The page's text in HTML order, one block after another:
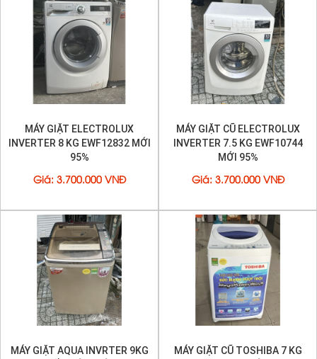
MÁY GIẶT ELECTROLUX
INVERTER 8 KG EWF12832 MỚI
95%
Giá : 3.700.000 VNĐ
MÁY GIẶT CŨ ELECTROLUX
INVERTER 7.5 KG EWF10744
MỚI 95%
Giá : 3.700.000 VNĐ
MÁY GIẶT AQUA INVRTER 9KG
MÁY GIẶT CŨ TOSHIBA 7 KG